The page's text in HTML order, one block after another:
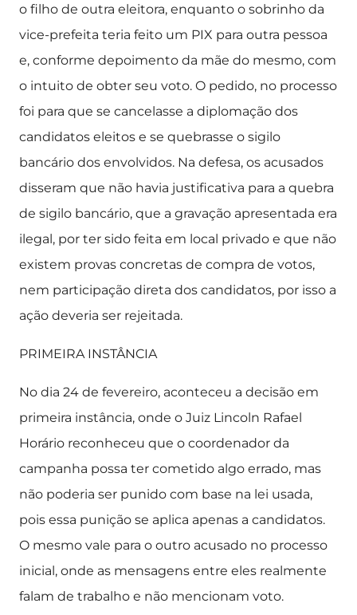
o filho de outra eleitora, enquanto o sobrinho da
vice-prefeita teria feito um PIX para outra pessoa
e, conforme depoimento da mãe do mesmo, com
o intuito de obter seu voto. O pedido, no processo
foi para que se cancelasse a diplomação dos
candidatos eleitos e se quebrasse o sigilo
bancário dos envolvidos. Na defesa, os acusados
disseram que não havia justificativa para a quebra
de sigilo bancário, que a gravação apresentada era
ilegal, por ter sido feita em local privado e que não
existem provas concretas de compra de votos,
nem participação direta dos candidatos, por isso a
ação deveria ser rejeitada.
PRIMEIRA INSTÂNCIA
No dia 24 de fevereiro, aconteceu a decisão em
primeira instância, onde o Juiz Lincoln Rafael
Horário reconheceu que o coordenador da
campanha possa ter cometido algo errado, mas
não poderia ser punido com base na lei usada,
pois essa punição se aplica apenas a candidatos.
O mesmo vale para o outro acusado no processo
inicial, onde as mensagens entre eles realmente
falam de trabalho e não mencionam voto.